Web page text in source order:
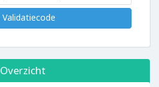
Validatiecode >>
Overzicht